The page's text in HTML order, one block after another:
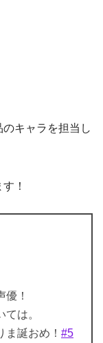
キャラを担当し
！
優！
は。
誕おめ！ #5